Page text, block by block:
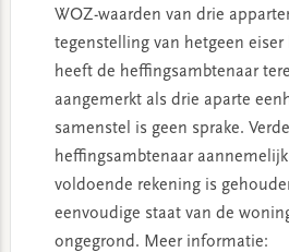
WOZ-waarden van drie
tegenstelling van hetgeen eiser
heeft de heffingsambtenaar
aangemerkt als drie aparte
samenstel is geen sprake.
heffingsambtenaar
voldoende rekening is
eenvoudige staat van de
ongegrond. Meer informatie: